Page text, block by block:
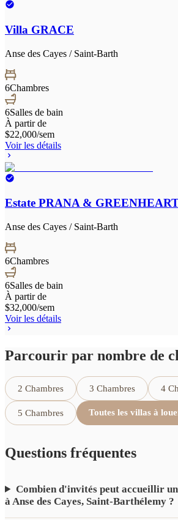
Villa GRACE
Anse des Cayes / Saint-Barth
6Chambres
6Salles de bain
À partir de
$22,000/sem
Voir les détails
Estate PRANA &
Anse des Cayes / Saint-Barth
6Chambres
6Salles de bain
À partir de
$32,000/sem
Voir les détails
Parcourir par nombre de
2 Chambres 3 Chambres 4
5 Chambres Toutes les villas à
Questions fréquentes
Combien d'invités peut accueillir
à Anse des Cayes, Saint-Barthélemy ?